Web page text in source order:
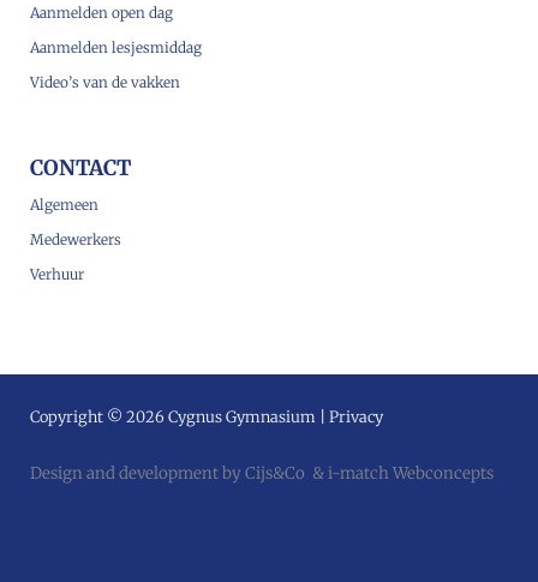
Aanmelden open dag
Aanmelden lesjesmiddag
Video’s van de vakken
CONTACT
Algemeen
Medewerkers
Verhuur
Copyright © 2026 Cygnus Gymnasium | Privacy
Design and development by Cijs&Co &i-match Webconcepts